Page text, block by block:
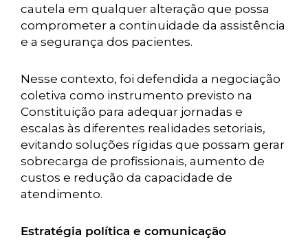
cautela em qualquer alteração que possa
comprometer a continuidade da assistência
e a segurança dos pacientes.
Nesse contexto, foi defendida a negociação
coletiva como instrumento previsto na
Constituição para adequar jornadas e
escalas às diferentes realidades setoriais,
evitando soluções rígidas que possam gerar
sobrecarga de profissionais, aumento de
custos e redução da capacidade de
atendimento.
Estratégia política e comunicação